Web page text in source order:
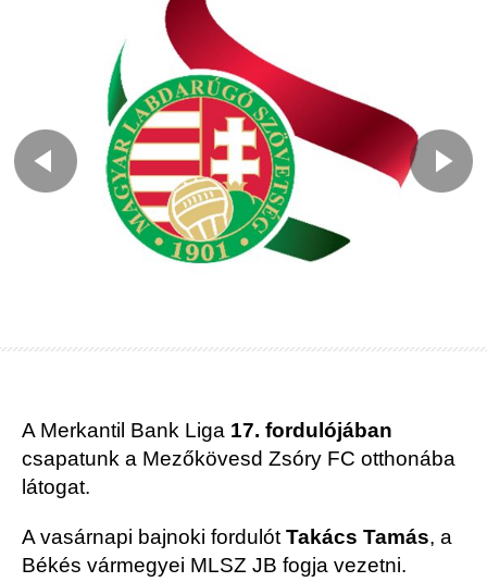
A Merkantil Bank Liga 17. fordulójában
csapatunk a Mezőkövesd Zsóry FC otthonába
látogat.
A vasárnapi bajnoki fordulótTakács Tamás, a
Békés vármegyei MLSZ JB fogja vezetni.